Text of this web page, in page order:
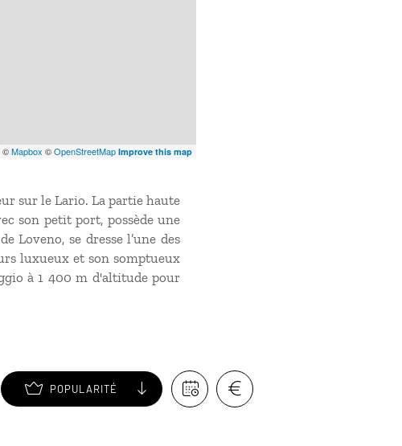
©Mapbox ©OpenStreetMap Improve this map
sur le Lario. La partie haute
son petit port, possède une
Loveno, se dresse l’une des
luxueux et son somptueux
à 1 400 m d'altitude pour
POPULARITÉ